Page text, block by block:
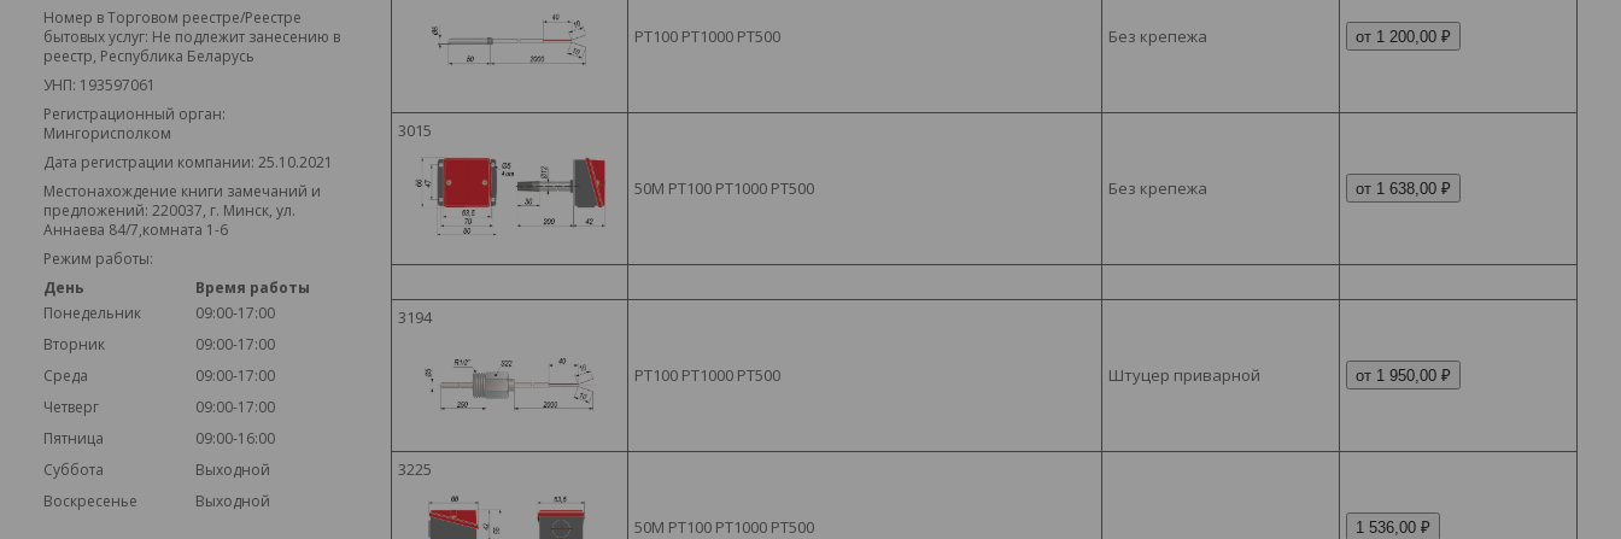
РТ100 РТ1000 РТ500 Без крепежа от 1 200,00 ₽
3015
50М РТ100 РТ1000 РТ500 Без крепежа от 1 638,00 ₽
3194
РТ100 РТ1000 РТ500 Штуцер приварной от 1 950,00 ₽
3225
50М РТ100 РТ1000 РТ500 1 536,00 ₽
Номер в Торговом реестре/Реестре
бытовых услуг: Не подлежит занесению в
реестр, Республика Беларусь
УНП: 193597061
Регистрационный орган:
Мингорисполком
Дата регистрации компании: 25.10.2021
Местонахождение книги замечаний и
предложений: 220037, г. Минск, ул.
Аннаева 84/7,комната 1-6
Режим работы:
День
Время работы
Понедельник
09:00-17:00
Вторник
09:00-17:00
Среда
09:00-17:00
Четверг
09:00-17:00
Пятница
09:00-16:00
Суббота
Выходной
Воскресенье
Выходной